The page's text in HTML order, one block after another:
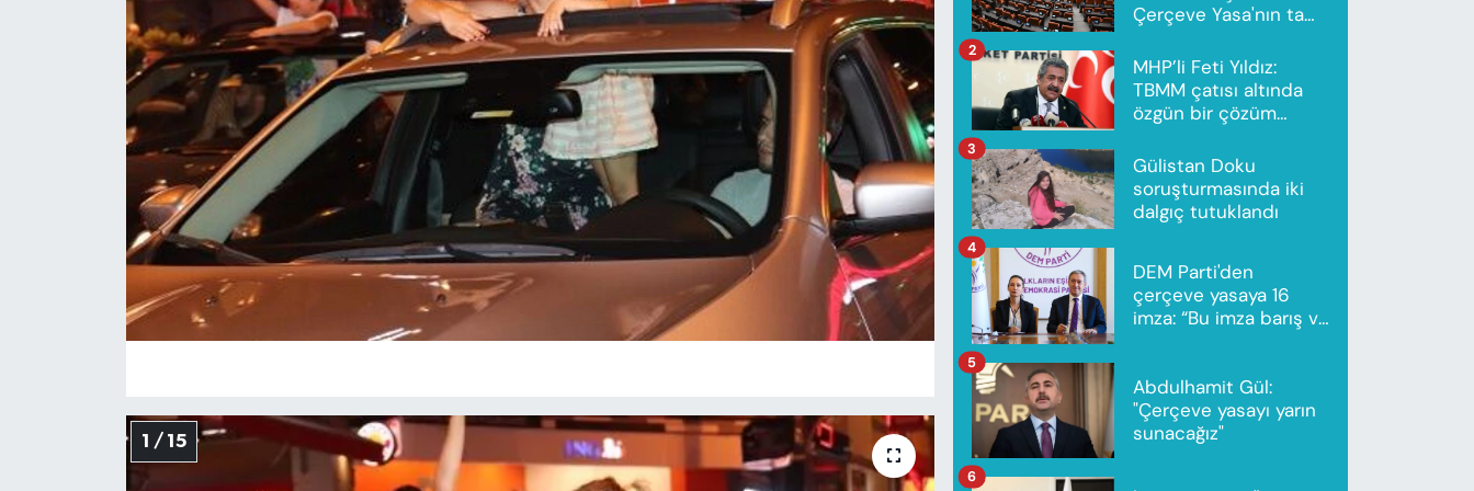
1 / 15
Çerçeve Yasa'nın tam
MHP’li Feti Yıldız:
TBMM çatısı altında
özgün bir çözüm
2
Gülistan Doku
soruşturmasında iki
dalgıç tutuklandı
3
DEM Parti'den
çerçeve yasaya 16
imza: “Bu imza barış ve
4
Abdulhamit Gül:
"Çerçeve yasayı yarın
sunacağız"
5
6
SAĞLIK
KÜLTÜR-SANAT
MAGAZİN
ÖZEL HABER
YAZAR KÖŞESİ
VAN VE DİYARBAKIR HABERLERİ